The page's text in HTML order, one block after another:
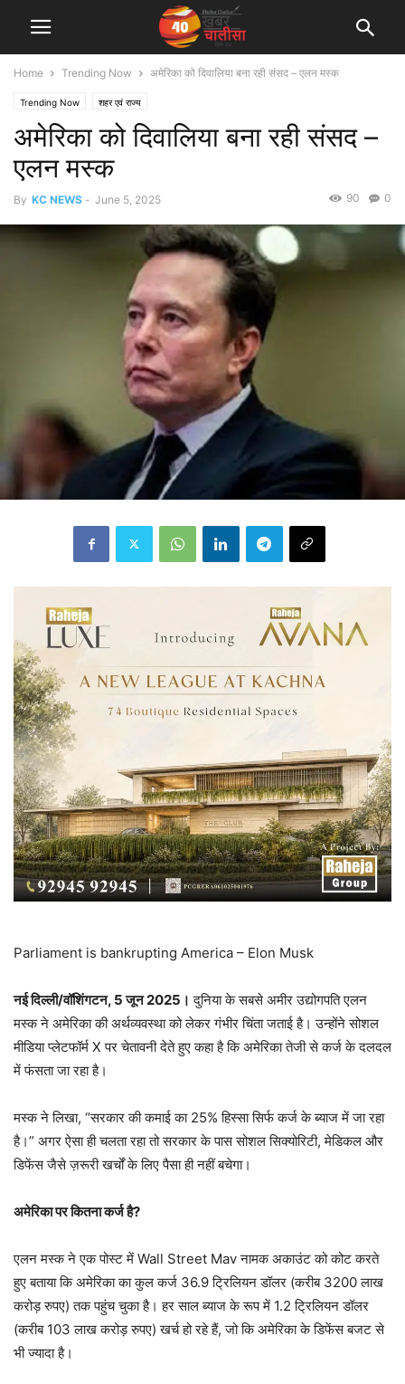
Home Trending Now अमेरिका को दिवालिया बना रही संसद – एलन मस्क
Trending Now शहर एवं राज्य
अमेरिका को दिवालिया बना रही संसद –
एलन मस्क
By KC NEWS - June 5, 2025 0
90
Parliament is bankrupting America – Elon Musk
नई दिल्ली/वॉशिंगटन, 5 जून 2025। दुनिया के सबसे अमीर उद्योगपति एलन
मस्क ने अमेरिका की अर्थव्यवस्था को लेकर गंभीर चिंता जताई है। उन्होंने सोशल
मीडिया प्लेटफॉर्म X पर चेतावनी देते हुए कहा है कि अमेरिका तेजी से कर्ज के दलदल
में फंसता जा रहा है।
मस्क ने लिखा, “सरकार की कमाई का 25% हिस्सा सिर्फ कर्ज के ब्याज में जा रहा
है।” अगर ऐसा ही चलता रहा तो सरकार के पास सोशल सिक्योरिटी, मेडिकल और
डिफेंस जैसे ज़रूरी खर्चों के लिए पैसा ही नहीं बचेगा।
अमेरिका पर कितना कर्ज है?
एलन मस्क ने एक पोस्ट में Wall Street Mav नामक अकाउंट को कोट करते
हुए बताया कि अमेरिका का कुल कर्ज 36.9 ट्रिलियन डॉलर (करीब 3200 लाख
करोड़ रुपए) तक पहुंच चुका है। हर साल ब्याज के रूप में 1.2 ट्रिलियन डॉलर
(करीब 103 लाख करोड़ रुपए) खर्च हो रहे हैं, जो कि अमेरिका के डिफेंस बजट से
भी ज्यादा है।